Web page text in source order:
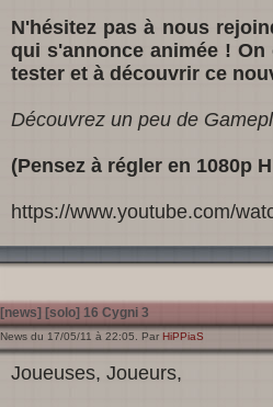
N'hésitez pas à nous
qui s'annonce animée !
tester et à découvrir ce
Découvrez un peu de
(Pensez à régler en 1080p
https://www.youtube.com/
[news] [solo] 16 Cygni 3
News du 17/05/11 à 22:05. Par HiPPiaS
Joueuses, Joueurs,